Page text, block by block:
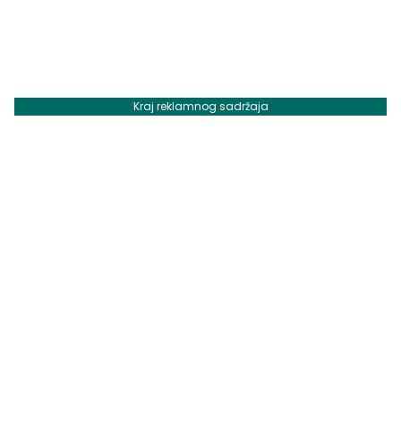
Kraj reklamnog sadržaja